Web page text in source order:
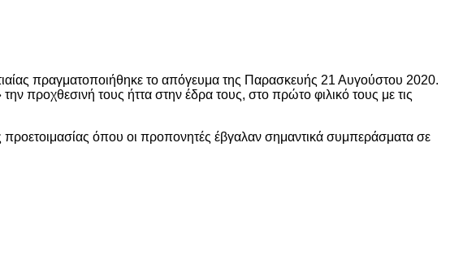
πραγματοποιήθηκε το απόγευμα της Παρασκευής 21 Αυγούστου 2020.
προχθεσινή τους ήττα στην έδρα τους, στο πρώτο φιλικό τους με τις
προετοιμασίας όπου οι προπονητές έβγαλαν σημαντικά συμπεράσματα σε